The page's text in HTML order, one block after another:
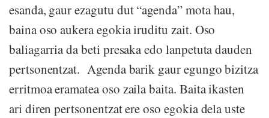
esanda, gaur ezagutu dut “agenda” mota hau,
baina oso aukera egokia iruditu zait. Oso
baliagarria da beti presaka edo lanpetuta dauden
pertsonentzat. Agenda barik gaur egungo bizitza
erritmoa eramatea oso zaila baita. Baita ikasten
ari diren pertsonentzat ere oso egokia dela uste